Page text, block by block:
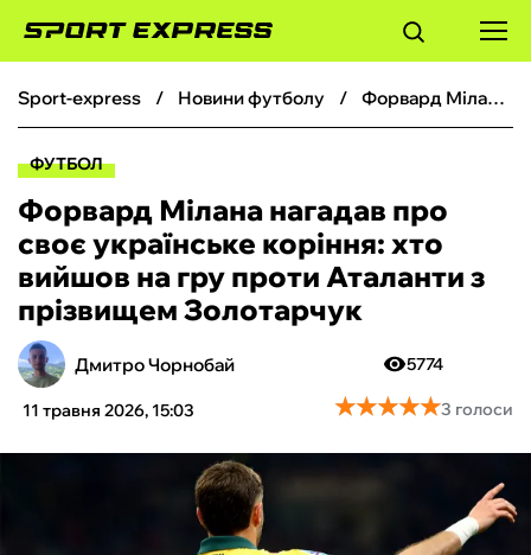
ФУТБОЛ
БОКС
ХОКЕЙ
ТЕНІС
КІБЕРСПОРТ
sport-express новини футболу Форвард Мілана нагадав про своє українське коріння: хто вийшов на гру проти Аталанти з прізвищем Золотарчук
ФУТБОЛ
Форвард Мілана нагадав про
своє українське коріння: хто
вийшов на гру проти Аталанти з
прізвищем Золотарчук
Дмитро Чорнобай
11 травня 2026, 15:03
5774
★★★★★
★★★★★3 голоси